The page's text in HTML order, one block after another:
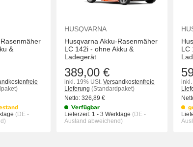
&
(DE -
HUSQVARNA
Husqvarna Akku-Rasenmäher
LC 142i - ohne Akku &
Ladegerät
389,00 €
inkl. 19% USt. Versandkostenfreie
Lieferung (Standardpaket)
Netto: 326,89 €
Verfügbar
Lieferzeit: 1 - 3 Werktage (DE -
Ausland abweichend)
LC
inkl.